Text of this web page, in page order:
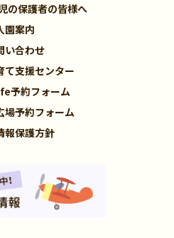
の保護者の皆様へ
園案内
い合わせ
て支援センター
予約フォーム
場予約フォーム
報保護方針